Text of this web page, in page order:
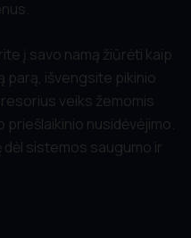
į savo namą žiūrėti kaip
parą, išvengsite pikinio
veiks žemomis
nusidėvėjimo.
sistemos saugumo ir